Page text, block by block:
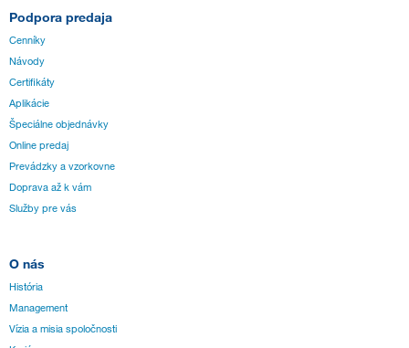
Podpora predaja
Cenníky
Návody
Certifikáty
Aplikácie
Špeciálne objednávky
Online predaj
Prevádzky a vzorkovne
Doprava až k vám
Služby pre vás
O nás
História
Management
Vízia a misia spoločnosti